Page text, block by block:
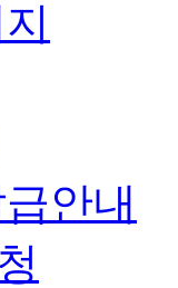
안내